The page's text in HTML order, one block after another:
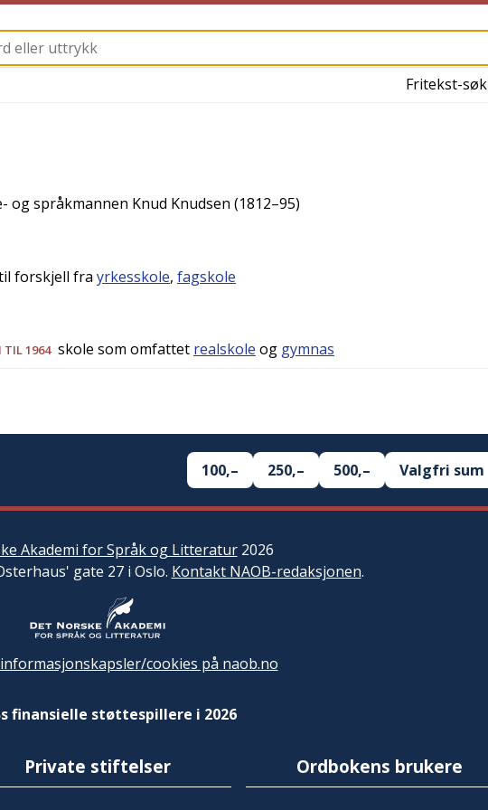
Fritekst-søk
språkmannen Knud Knudsen (1812–95)
forskjell fra yrkesskole, fagskole
TIL 1964 skole som omfattet realskole og gymnas
100,– 250,– 500,– Valgfri sum
Akademi for Språk og Litteratur2026
gate 27 i Oslo. Kontakt NAOB-redaksjonen.
cookies på naob.no
finansielle støttespillere i 2026
Private stiftelser Ordbokens brukere